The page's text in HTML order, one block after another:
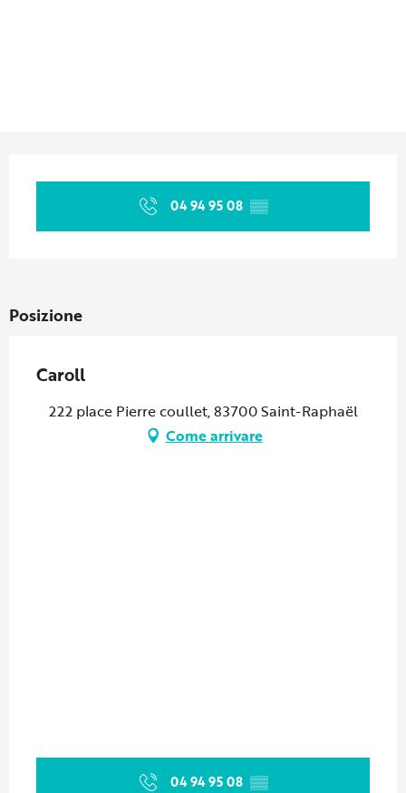
04 94 95 08 ▒▒
Posizione
Caroll
222 place Pierre coullet, 83700 Saint-Raphaël
Come arrivare
04 94 95 08 ▒▒